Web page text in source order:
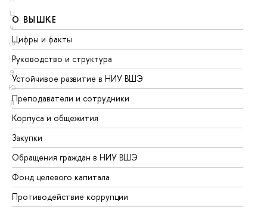
Ц
Ч
Ш
Щ
Э
Ю
Я
О ВЫШКЕ
Цифры и факты
Руководство и структура
Устойчивое развитие в НИУ ВШЭ
Преподаватели и сотрудники
Корпуса и общежития
Закупки
Обращения граждан в НИУ ВШЭ
Фонд целевого капитала
Противодействие коррупции